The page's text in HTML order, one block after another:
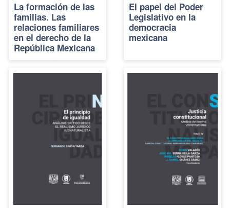
La formación de las
familias. Las
relaciones familiares
en el derecho de la
República Mexicana
El papel del Poder
Legislativo en la
democracia
mexicana